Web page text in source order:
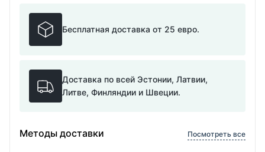
Бесплатная доставка от 25 евро.
Доставка по всей Эстонии, Латвии,
Литве, Финляндии и Швеции.
Методы доставки Посмотреть все